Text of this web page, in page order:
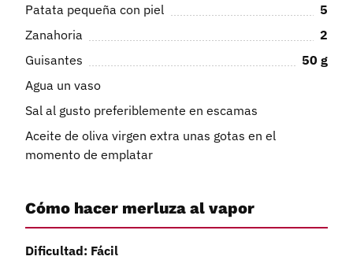
Patata pequeña con piel
5
Zanahoria
2
Guisantes
50 g
Agua un vaso
Sal al gusto preferiblemente en escamas
Aceite de oliva virgen extra unas gotas en el
momento de emplatar
Cómo hacer merluza al vapor
Dificultad: Fácil